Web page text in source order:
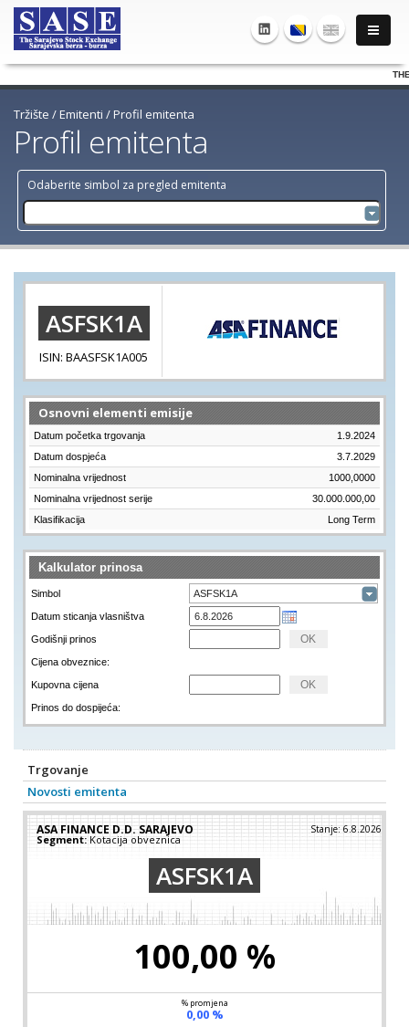
Tržište /Emitenti /Profil emitenta
Odaberite simbol za pregled emitenta
Profil emitenta
ASFSK1A
ISIN: BAASFSK1A005
Osnovni elementi emisije
Datum početka trgovanja
1.9.2024
Datum dospjeća
3.7.2029
Nominalna vrijednost
1000,0000
Nominalna vrijednost serije
30.000.000,00
Klasifikacija
Long Term
Kalkulator prinosa
Simbol
Datum sticanja vlasništva
Godišnji prinos
Cijena obveznice:
Kupovna cijena
Prinos do dospijeća:
Trgovanje
Novosti emitenta
ASA FINANCE D.D. SARAJEVO Stanje: 6.8.2026
Segment: Kotacija obveznica
ASFSK1A
100,00 %
100,00 %
% promjena
0,00 %